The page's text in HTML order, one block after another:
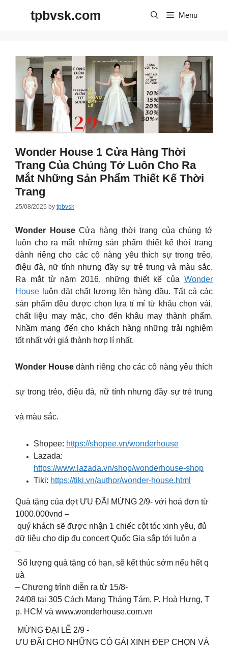
tpbvsk.com Menu
Wonder House 1 Cửa Hàng Thời
Trang Của Chúng Tớ Luôn Cho Ra
Mắt Những Sản Phẩm Thiết Kế Thời
Trang
25/08/2025 by tpbvsk
Wonder HouseCửa hàng thời trang của chúng tớ
luôn cho ra mắt những sản phẩm thiết kế thời trang
dành riêng cho các cô nàng yêu thích sự trong trẻo,
điệu đà, nữ tính nhưng đầy sự trẻ trung và màu sắc.
Ra mắt từ năm 2016, những thiết kế của Wonder
House luôn đặt chất lượng lên hàng đầu. Tất cả các
sản phẩm đều được chọn lựa tỉ mỉ từ khâu chọn vải,
chất liệu may mặc, cho đến khâu may thành phẩm.
Nhầm mang đến cho khách hàng những trải nghiệm
tốt nhất với giá thành hợp lí nhất.
Wonder Housedành riêng cho các cô nàng yêu thích
sự trong trẻo, điệu đà, nữ tính nhưng đầy sự trẻ trung
và màu sắc.
Shopee: https://shopee.vn/wonderhouse
Lazada:
https://www.lazada.vn/shop/wonderhouse-shop
Tiki: https://tiki.vn/author/wonder-house.html
Quà tặng của đợt ƯU ĐÃI MỪNG 2/9- với hoá đơn từ
1000.000vnd –
quý khách sẽ được nhận 1 chiếc cột tóc xinh yêu, đủ
dữ liệu cho dịp đu concert Quốc Gia sắp tới luôn ạ
–
Số lượng quà tặng có hạn, sẽ kết thúc sớm nếu hết q
uà ️
– Chương trình diễn ra từ 15/8-
24/08 tại 305 Cách Mạng Tháng Tám, P. Hoà Hưng, T
p. HCM và www.wonderhouse.com.vn
MỪNG ĐẠI LỄ 2/9 -
ƯU ĐÃI CHO NHỮNG CÔ GÁI XINH ĐẸP CHỌN VÁ